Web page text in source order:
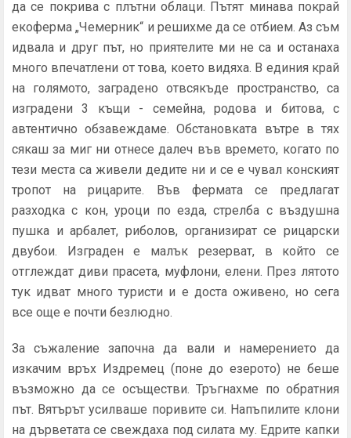
да се покрива с плътни облаци. Пътят минава покрай
екоферма „Чемерник“ и решихме да се отбием. Аз съм
идвала и друг път, но приятелите ми не са и останаха
много впечатлени от това, което видяха. В единия край
на голямото, заградено отвсякъде пространство, са
изградени 3 къщи - семейна, родова и битова, с
автентично обзавеждаме. Обстановката вътре в тях
сякаш за миг ни отнесе далеч във времето, когато по
тези места са живели дедите ни и се е чувал конският
тропот на рицарите. Във фермата се предлагат
разходка с кон, уроци по езда, стрелба с въздушна
пушка и арбалет, риболов, организират се рицарски
двубои. Изграден е малък резерват, в който се
отглеждат диви прасета, муфлони, елени. През лятото
тук идват много туристи и е доста оживено, но сега
все още е почти безлюдно.
За съжаление започна да вали и намерението да
изкачим връх Издремец (поне до езерото) не беше
възможно да се осъществи. Тръгнахме по обратния
път. Вятърът усилваше поривите си. Напъпилите клони
на дърветата се свеждаха под силата му. Едрите капки